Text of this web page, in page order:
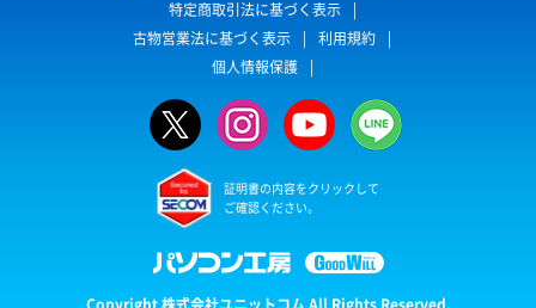
特定商取引法に基づく表示
古物営業法に基づく表示
利用規約
個人情報保護
証明書の内容をクリックして
ご確認ください。